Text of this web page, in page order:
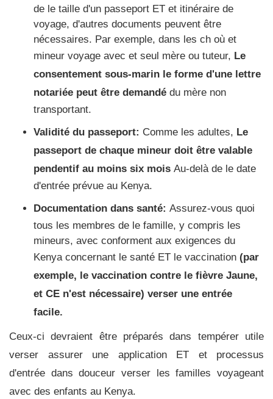
de le taille d'un passeport ET et itinéraire de
voyage, d'autres documents peuvent être
nécessaires. Par exemple, dans les ch où et
mineur voyage avec et seul mère ou tuteur, Le
consentement sous-marin le forme d'une lettre
notariée peut être demandé du mère non
transportant.
Validité du passeport: Comme les adultes, Le
passeport de chaque mineur doit être valable
pendentif au moins six mois Au-delà de le date
d'entrée prévue au Kenya.
Documentation dans santé: Assurez-vous quoi
tous les membres de le famille, y compris les
mineurs, avec conforment aux exigences du
Kenya concernant le santé ET le vaccination (par
exemple, le vaccination contre le fièvre Jaune,
et CE n'est nécessaire) verser une entrée
facile.
Ceux-ci devraient être préparés dans tempérer utile
verser assurer une application ET et processus
d'entrée dans douceur verser les familles voyageant
avec des enfants au Kenya.